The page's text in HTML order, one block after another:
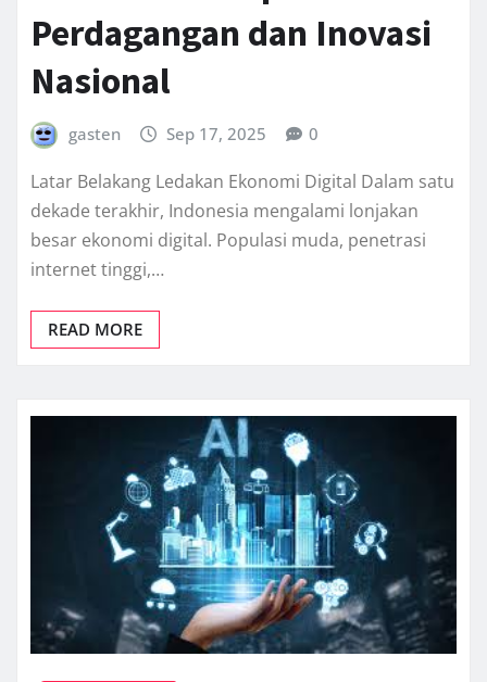
Perdagangan dan Inovasi
Nasional
gasten Sep 17, 2025 0
Latar Belakang Ledakan Ekonomi Digital Dalam satu
dekade terakhir, Indonesia mengalami lonjakan
besar ekonomi digital. Populasi muda, penetrasi
internet tinggi,…
READ MORE